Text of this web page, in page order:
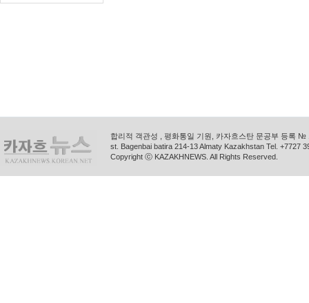
합리적 객관성 , 평화통일 기원, 카자흐스탄 문공부 등록
st. Bagenbai batira 214-13 Almaty Kazakhstan Tel. +7727
Copyright ⓒ KAZAKHNEWS. All Rights Reserved.